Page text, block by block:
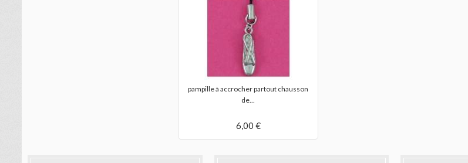
pampille à accrocher partout chausson
de...
6,00 €